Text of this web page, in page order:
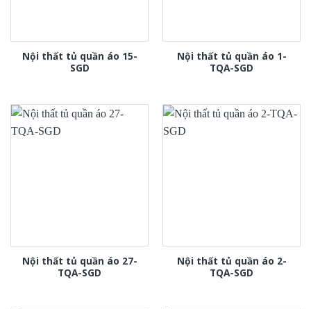
Nội thất tủ quần áo 15-
SGD
Nội thất tủ quần áo 1-
TQA-SGD
Nội thất tủ quần áo 27-
TQA-SGD
Nội thất tủ quần áo 2-
TQA-SGD